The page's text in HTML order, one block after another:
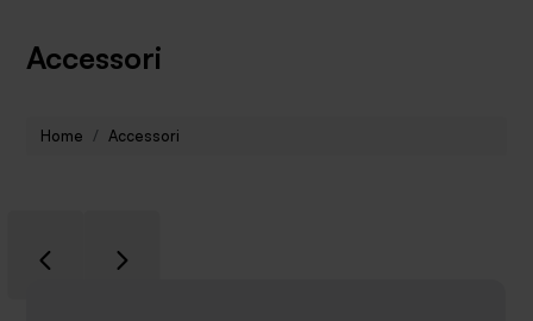
Accessori
Home Accessori